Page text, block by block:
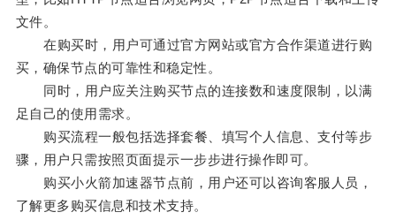
文件。
在购买时，用户可通过官方网站或官方合作渠道进行购
买，确保节点的可靠性和稳定性。
同时，用户应关注购买节点的连接数和速度限制，以满
足自己的使用需求。
购买流程一般包括选择套餐、填写个人信息、支付等步
骤，用户只需按照页面提示一步步进行操作即可。
购买小火箭加速器节点前，用户还可以咨询客服人员，
了解更多购买信息和技术支持。